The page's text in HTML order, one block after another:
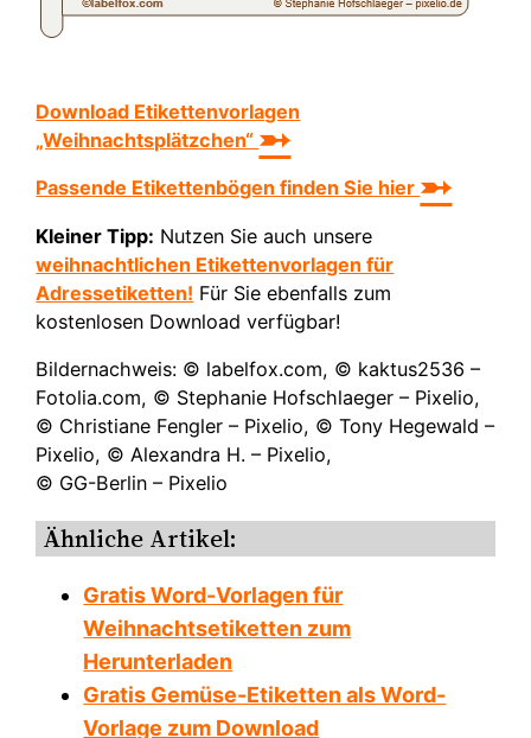
Download Etikettenvorlagen
„Weihnachtsplätzchen“ ➵
Passende Etikettenbögen finden Sie hier ➵
Kleiner Tipp: Nutzen Sie auch unsere
weihnachtlichen Etikettenvorlagen für
Adressetiketten! Für Sie ebenfalls zum
kostenlosen Download verfügbar!
Bildernachweis: © labelfox.com, © kaktus2536 –
Fotolia.com, © Stephanie Hofschlaeger – Pixelio,
© Christiane Fengler – Pixelio, © Tony Hegewald –
Pixelio, © Alexandra H. – Pixelio,
© GG-Berlin – Pixelio
Ähnliche Artikel:
Gratis Word-Vorlagen für
Weihnachtsetiketten zum
Herunterladen
Gratis Gemüse-Etiketten als Word-
Vorlage zum Download